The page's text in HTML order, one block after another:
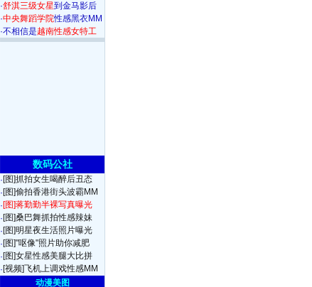
·舒淇三级女星到金马影后
·中央舞蹈学院性感黑衣MM
·不相信是越南性感女特工
数码公社
· [图]抓拍女生喝醉后丑态
· [图]偷拍香港街头波霸MM
·[图]蒋勤勤半裸写真曝光
· [图]桑巴舞抓拍性感辣妹
· [图]明星夜生活照片曝光
· [图]"呕像"照片助你减肥
· [图]女星性感美腿大比拼
· [视频]飞机上调戏性感MM
动漫美图